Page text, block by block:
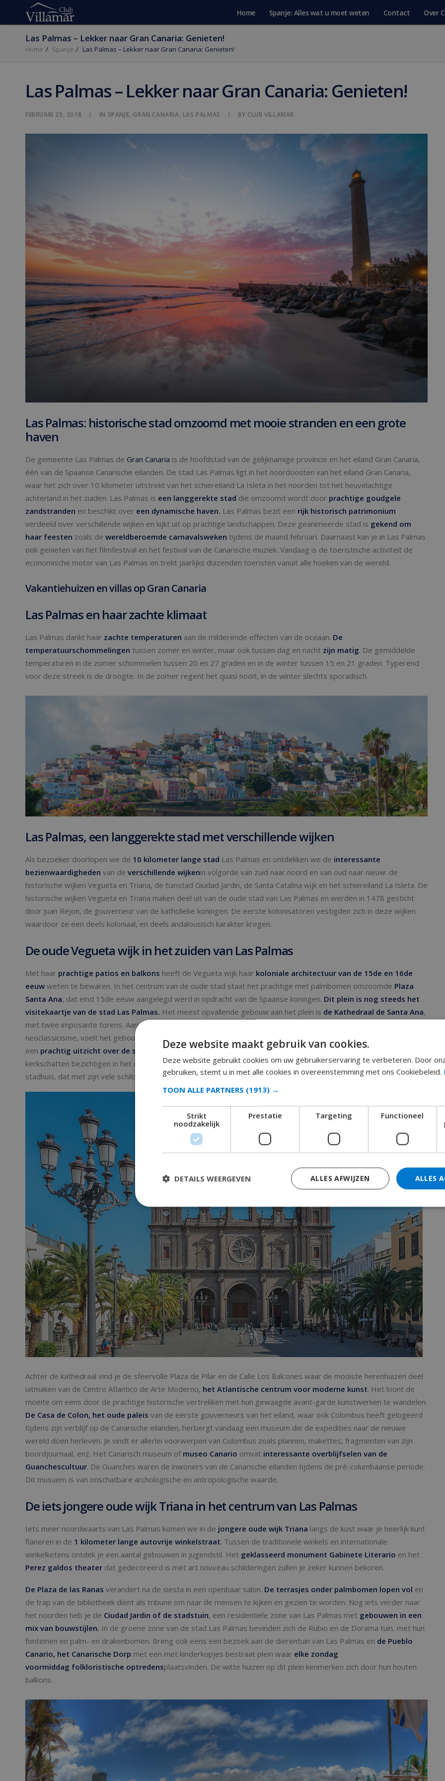
Home Spanje: Alles wat u moet weten Contact Over
Las Palmas – Lekker naar Gran Canaria: Genieten!
Home Spanje Las Palmas – Lekker naar Gran Canaria: Genieten!
Las Palmas – Lekker naar Gran Canaria: Genieten!
FEBRUARI 25, 2018 | IN SPANJE, GRAN CANARIA, LAS PALMAS | BY CLUB VILLAMAR
Las Palmas: historische stad omzoomd met mooie stranden en een grote
haven
De gemeente Las Palmas de Gran Canaria is de hoofdstad van de gelijknamige provincie en het eiland Gran Canaria,
één van de Spaanse Canarische eilanden. De stad Las Palmas ligt in het noordoosten van het eiland Gran Canaria,
waar het zich over 10 kilometer uitstrekt van het schiereiland La Isleta in het noorden tot het heuvelachtige
achterland in het zuiden. Las Palmas is een langgerekte stad die omzoomd wordt door prachtige goudgele
zandstranden en beschikt over een dynamische haven. Las Palmas bezit een rijk historisch patrimonium
verdeeld over verschillende wijken en kijkt uit op prachtige landschappen. Deze geanimeerde stad is gekend om
haar feesten zoals de wereldberoemde carnavalsweken tijdens de maand februari. Daarnaast kan je in Las Palmas
ook genieten van het filmfestival en het festival van de Canarische muziek. Vandaag is de toeristische activiteit de
economische motor van Las Palmas en trekt jaarlijks duizenden toeristen vanuit alle hoeken van de wereld.
Vakantiehuizen en villas op Gran Canaria
Las Palmas en haar zachte klimaat
Las Palmas dankt haar zachte temperaturen aan de milderende effecten van de oceaan. De
temperatuurschommelingen tussen zomer en winter, maar ook tussen dag en nacht zijn matig. De gemiddelde
temperaturen in de zomer schommelen tussen 20 en 27 graden en in de winter tussen 15 en 21 graden. Typerend
voor deze streek is de droogte. In de zomer regent het quasi nooit, in de winter slechts sporadisch.
Las Palmas, een langgerekte stad met verschillende wijken
Als bezoeker doorlopen we de 10 kilometer lange stad Las Palmas en ontdekken we de interessante
bezienwaardigheden van de verschillende wijkenin volgorde van zuid naar noord en van oud naar nieuw: de
historische wijken Vegueta en Triana, de tuinstad Giudad Jardin, de Santa Catalina wijk en het schiereiland La Isleta. De
historische wijken Vegueta en Triana maken deel uit van de oude stad van Las Palmas en werden in 1478 gesticht
door Juan Rejon, de gouverneur van de katholieke koningen. De eerste kolonisatoren vestigden zich in deze wijken
waardoor ze een deels koloniaal, en deels andalousisch karakter kregen.
De oude Vegueta wijk in het zuiden van Las Palmas
Met haar prachtige patios en balkons heeft de Vegueta wijk haar koloniale architectuur van de 15de en 16de
eeuw weten te bewaren. In het centrum van de oude stad staat het prachtige met palmbomen omzoomde Plaza
Santa Ana, dat eind 15de eeuw aangelegd werd in opdracht van de Spaanse koningen. Dit plein is nog steeds het
visitekaartje van de stad Las Palmas. Het meest opvallende gebouw aan het plein is de Kathedraal de Santa Ana,
met twee imposante torens. Aan deze kathedraal is 500 jaar gebouwd. Ondanks de stijlenmix van gotiek tot
neoclassicisme, voelt het gebouw aan als één geheel. Met een lift kom je op
het panoramaterras
een prachtig uitzicht over de stad
Las Palmas. Tijdens een bezoek moet je beslist het hoogaltaar en de
kerkschatten bezichtigen in het diocesaan museum voor heilige kunsten. Aan de overkant van het plein staat het
stadhuis, dat met zijn vele schilderijen en beelden op een museum lijkt.
Achter de kathedraal vind je de sfeervolle Plaza de Pilar en de Calle Los Balcones waar de mooiste herenhuizen deel
uitmaken van de Centro Atlantico de Arte Moderno, het Atlantische centrum voor moderne kunst. Het loont de
moeite om eens door de prachtige historische vertrekken met hun gewaagde avant-garde kunstwerken te wandelen.
De Casa de Colon, het oude paleis van de eerste gouverneurs van het eiland, waar ook Colombus heeft gelogeerd
tijdens zijn verblijf op de Canarische eilanden, herbergt vandaag een museum die de expedities naar de nieuwe
wereld doen herleven. Je vindt er allerlei voorwerpen van Colombus zoals plannen, makettes, fragmenten van zijn
boordjournaal, enz. Het Canarisch museum of museo Canario omvat interessante overblijfselen van de
Guanchescultuur. De Guanches waren de inwoners van de Canarische eilanden tijdens de prè-columbaanse periode.
Dit musuem is van onschatbare archologische en antropologische waarde.
De iets jongere oude wijk Triana in het centrum van Las Palmas
Iets meer noordwaarts van Las Palmas komen we in de jongere oude wijk Triana langs de kust waar je heerlijk kunt
flaneren in de 1 kilometer lange autovrije winkelstraat. Tussen de traditionele winkels en internationale
winkelketens ontdek je een aantal gebouwen in jugendstil. Het geklasseerd monument Gabinete Literario en het
Perez galdos theater dat gedecoreerd is met art nouveau schilderingen zullen je zeker kunnen bekoren.
De Plaza de las Ranas verandert na de siesta in een openbaar salon. De terrasjes onder palmbomen lopen vol en
de trap van de bibliotheek dient als tribune om naar de mensen te kijken en gezien te worden. Nog iets verder naar
het noorden heb je de Ciudad Jardin of de stadstuin, een residentiële zone van Las Palmas met gebouwen in een
mix van bouwstijlen. In de groene zone van de stad Las Palmas bevinden zich de Rubio en de Dorama tuin, met hun
fonteinen en palm- en drakenbomen. Breng ook eens een bezoek aan de dierentuin van Las Palmas en de Pueblo
Canario, het Canarische Dorp met een met kinderkopjes bestraat plein waar elke zondag
voormiddag folkloristische optredensplaatsvinden. De witte huizen op dit plein kenmerken zich door hun houten
balkons.
Deze website maakt gebruik van cookies.
Deze website gebruikt cookies om uw gebruikerservaring te verbeteren. Door
gebruiken, stemt u in met alle cookies in overeenstemming met ons Cookiebeleid.
TOON ALLE PARTNERS (1913) →
Strikt
noodzakelijk
Prestatie Targeting Functioneel
ALLES
ALLES AFWIJZEN
DETAILS WEERGEVEN